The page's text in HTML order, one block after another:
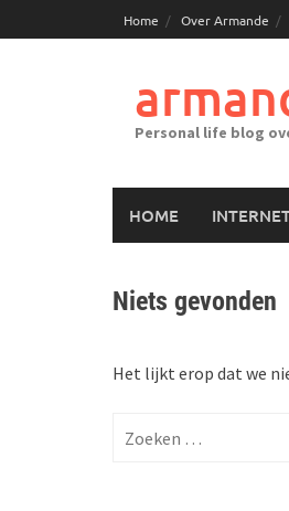
naar
Home Over Armande
Personal life blog
HOME
Niets gevonden
Het lijkt erop dat we
naar: